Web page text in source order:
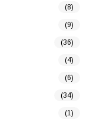
(8)
(9)
(36)
(4)
(6)
(34)
(1)